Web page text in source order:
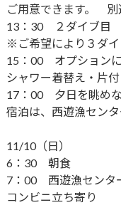
ご用意できます。 別
13：30 ２ダイブ目
※ご希望により３ダ
15：00 オプションに
シャワー着替え・片
17：00 夕日を眺め
宿泊は、西遊漁セン
11/10（日）
6：30 朝食
7：00 西遊漁センタ
コンビニ立ち寄り